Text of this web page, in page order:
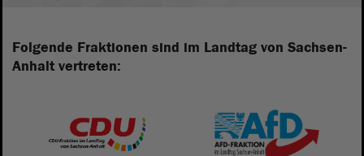
Folgende Fraktionen sind im Landtag von Sachsen-
Anhalt vertreten: